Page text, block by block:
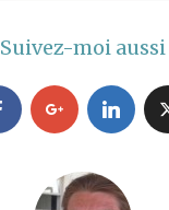
Suivez-moi aussi